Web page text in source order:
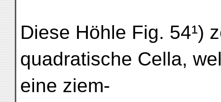
Diese Höhle Fig. 54¹)
quadratische Cella,
eine ziem-